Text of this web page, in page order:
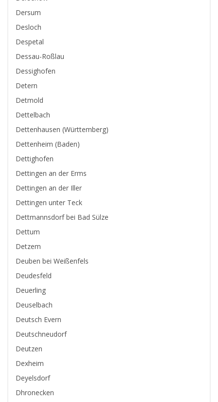
Dersum
Desloch
Despetal
Dessau-Roßlau
Dessighofen
Detern
Detmold
Dettelbach
Dettenhausen (Württemberg)
Dettenheim (Baden)
Dettighofen
Dettingen an der Erms
Dettingen an der Iller
Dettingen unter Teck
Dettmannsdorf bei Bad Sülze
Dettum
Detzem
Deuben bei Weißenfels
Deudesfeld
Deuerling
Deuselbach
Deutsch Evern
Deutschneudorf
Deutzen
Dexheim
Deyelsdorf
Dhronecken